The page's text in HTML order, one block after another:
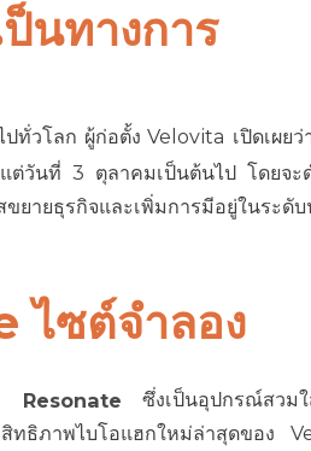
นทางการ
ทั่วโลก ผู้ก่อตั้ง Velovita เปิดเผย
ต่วันที่ 3 ตุลาคมเป็นต้นไป โดยจะ
ยายธุรกิจและเพิ่มการมีอยู่ในระดั
ไซต์จำลอง
Resonate ซึ่งเป็นอุปกรณ์สวมใ
สิทธิภาพไบโอแฮกใหม่ล่าสุดของ